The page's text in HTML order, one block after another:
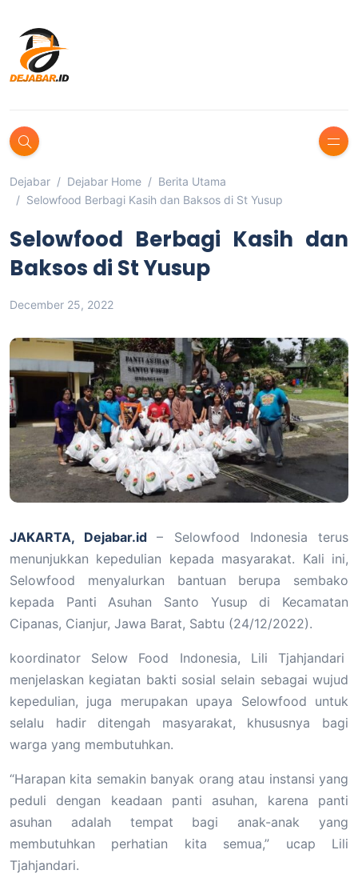
Dejabar Dejabar Home
Berita Utama
Selowfood Berbagi Kasih dan Baksos di St Yusup
Selowfood Berbagi Kasih dan
Baksos di St Yusup
December 25, 2022
JAKARTA, Dejabar.id– Selowfood Indonesia terus
menunjukkan kepedulian kepada masyarakat. Kali ini,
Selowfood menyalurkan bantuan berupa sembako
kepada Panti Asuhan Santo Yusup di Kecamatan
Cipanas, Cianjur, Jawa Barat, Sabtu (24/12/2022).
koordinator Selow Food Indonesia, Lili Tjahjandari
menjelaskan kegiatan bakti sosial selain sebagai wujud
kepedulian, juga merupakan upaya Selowfood untuk
selalu hadir ditengah masyarakat, khususnya bagi
warga yang membutuhkan.
“Harapan kita semakin banyak orang atau instansi yang
peduli dengan keadaan panti asuhan, karena panti
asuhan adalah tempat bagi anak-anak yang
membutuhkan perhatian kita semua,” ucap Lili
Tjahjandari.